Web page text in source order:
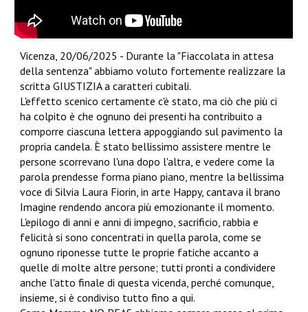
Vicenza, 20/06/2025 - Durante la "Fiaccolata in attesa
della sentenza" abbiamo voluto fortemente realizzare la
scritta GIUSTIZIA a caratteri cubitali.
L'effetto scenico certamente c'è stato, ma ciò che più ci
ha colpito è che ognuno dei presenti ha contribuito a
comporre ciascuna lettera appoggiando sul pavimento la
propria candela. È stato bellissimo assistere mentre le
persone scorrevano l'una dopo l'altra, e vedere come la
parola prendesse forma piano piano, mentre la bellissima
voce di Silvia Laura Fiorin, in arte Happy, cantava il brano
Imagine rendendo ancora più emozionante il momento.
L'epilogo di anni e anni di impegno, sacrificio, rabbia e
felicità si sono concentrati in quella parola, come se
ognuno riponesse tutte le proprie fatiche accanto a
quelle di molte altre persone; tutti pronti a condividere
anche l'atto finale di questa vicenda, perché comunque,
insieme, si è condiviso tutto fino a qui.